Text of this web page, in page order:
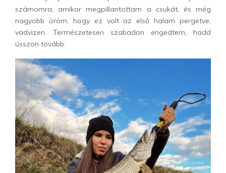
számomra, amikor megpillantottam a csukát, és még
nagyobb öröm, hogy ez volt az első halam pergetve,
vadvizen. Természetesen szabadon engedtem, hadd
ússzon tovább.